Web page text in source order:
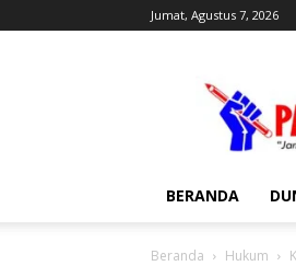
Jumat, Agustus 7, 2026
BERANDA
Beranda Hukum